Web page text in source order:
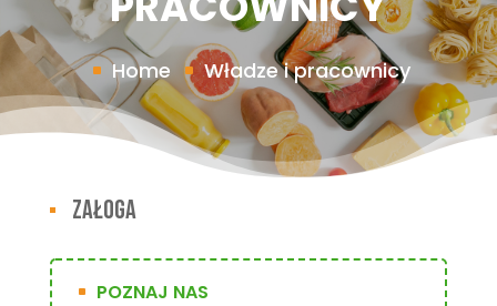
Home Władze i pracownicy
załoga
POZNAJ NAS